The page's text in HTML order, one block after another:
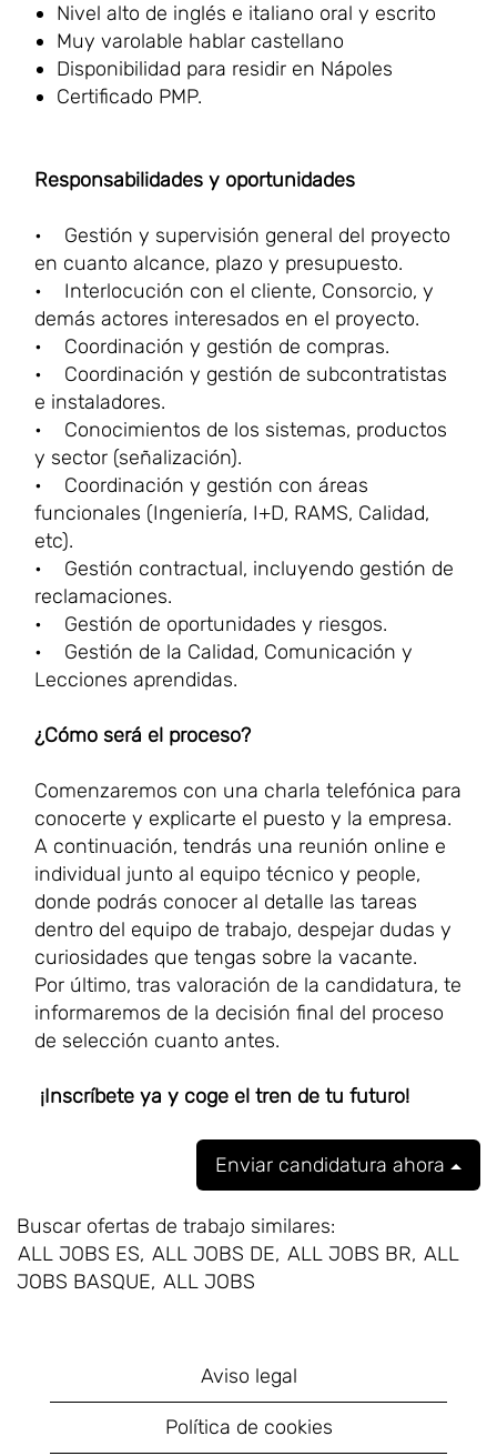
Nivel alto de inglés e italiano oral y escrito
Muy varolable hablar castellano
Disponibilidad para residir en Nápoles
Certificado PMP.
Responsabilidades y oportunidades
• Gestión y supervisión general del proyecto
en cuanto alcance, plazo y presupuesto.
• Interlocución con el cliente, Consorcio, y
demás actores interesados en el proyecto.
• Coordinación y gestión de compras.
• Coordinación y gestión de subcontratistas
e instaladores.
• Conocimientos de los sistemas, productos
y sector (señalización).
• Coordinación y gestión con áreas
funcionales (Ingeniería, I+D, RAMS, Calidad,
etc).
• Gestión contractual, incluyendo gestión de
reclamaciones.
• Gestión de oportunidades y riesgos.
• Gestión de la Calidad, Comunicación y
Lecciones aprendidas.
¿Cómo será el proceso?
Comenzaremos con una charla telefónica para
conocerte y explicarte el puesto y la empresa.
A continuación, tendrás una reunión online e
individual junto al equipo técnico y people,
donde podrás conocer al detalle las tareas
dentro del equipo de trabajo, despejar dudas y
curiosidades que tengas sobre la vacante.
Por último, tras valoración de la candidatura, te
informaremos de la decisión final del proceso
de selección cuanto antes.
¡Inscríbete ya y coge el tren de tu futuro!
Enviar candidatura ahora
Buscar ofertas de trabajo similares:
ALL JOBS ES, ALL JOBS DE, ALL JOBS BR, ALL
JOBS BASQUE, ALL JOBS
Aviso legal
Política de cookies